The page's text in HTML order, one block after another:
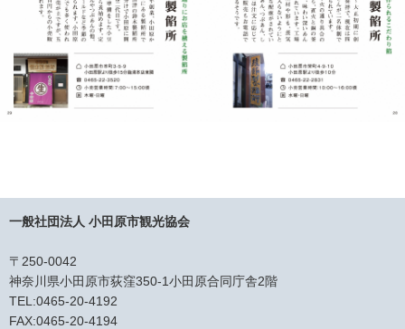
一般社団法人 小田原市観光協会
〒250-0042
神奈川県小田原市荻窪350-1小田原合同庁舎2階
TEL:0465-20-4192
FAX:0465-20-4194